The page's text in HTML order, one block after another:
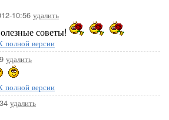
10:56 удалить
советы!
полной версии
удалить
полной версии
удалить